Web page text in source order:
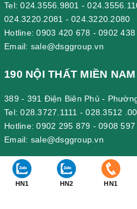
Tel:024.3556.9801 -
024.3220.2081 - 024.3220.2080
Hotline:0903 420 678 - 0902 438
Email: sale@dsggroup.vn
190 NỘI THẤT MIỀN NAM
389 - 391 Điện Biên Phủ -
Tel:028.3727.1111 -028.3512
Hotline:0902 295 879 - 0908 597
Email: sale@dsggroup.vn
190 VĂN PHÒNG CÔNG
HN1 HN2 HN1